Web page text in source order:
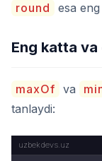
round
esa
Eng katta
maxOf va
tanlaydi: